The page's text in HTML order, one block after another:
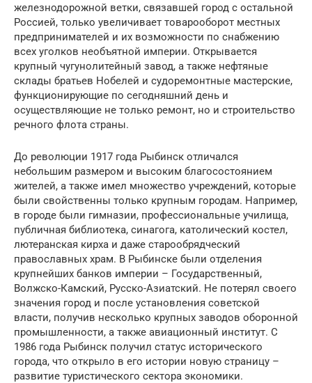
железнодорожной ветки, связавшей город с остальной
Россией, только увеличивает товарооборот местных
предпринимателей и их возможности по снабжению
всех уголков необъятной империи. Открывается
крупный чугунолитейный завод, а также нефтяные
склады братьев Нобелей и судоремонтные мастерские,
функционирующие по сегодняшний день и
осуществляющие не только ремонт, но и строительство
речного флота страны.
До революции 1917 года Рыбинск отличался
небольшим размером и высоким благосостоянием
жителей, а также имел множество учреждений, которые
были свойственны только крупным городам. Например,
в городе были гимназии, профессиональные училища,
публичная библиотека, синагога, католический костел,
лютеранская кирха и даже старообрядческий
православных храм. В Рыбинске были отделения
крупнейших банков империи – Государственный,
Волжско-Камский, Русско-Азиатский. Не потерял своего
значения город и после установления советской
власти, получив несколько крупных заводов оборонной
промышленности, а также авиационный институт. С
1986 года Рыбинск получил статус исторического
города, что открыло в его истории новую страницу –
развитие туристического сектора экономики.